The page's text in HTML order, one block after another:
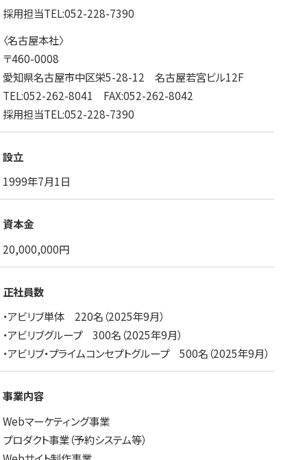
採用担当TEL:052-228-7390
〈名古屋本社〉
〒460-0008
愛知県名古屋市中区栄5-28-12 名古屋若宮ビル12F
TEL:052-262-8041 FAX:052-262-8042
採用担当TEL:052-228-7390
設立
1999年7月1日
資本金
20,000,000円
正社員数
・アビリブ単体 220名（2025年9月）
・アビリブグループ 300名（2025年9月）
・アビリブ・プライムコンセプトグループ 500名（2025年9月）
事業内容
Webマーケティング事業
プロダクト事業（予約システム等）